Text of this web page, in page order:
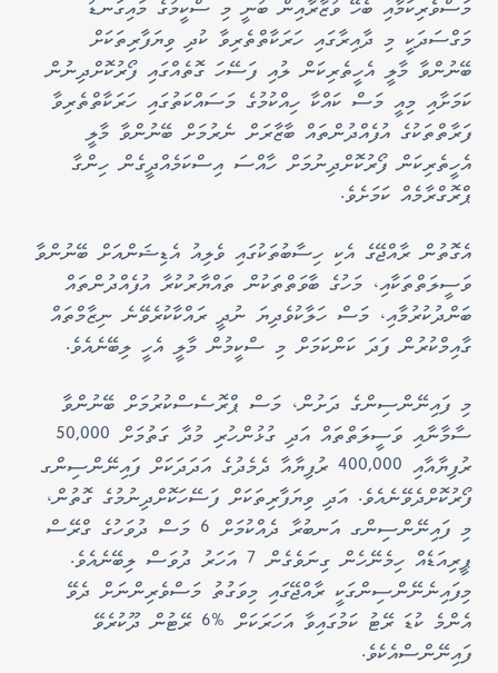
މަސްވެރިކަމާއި ބެހޭ ވުޒާރާއިން ބުނީ މި ސްކީމުގެ މައިގަނޑު
މަގްސަދަކީ މި ދާއިރާގައި ހަރަކާތްތެރިވާ ކުދި ވިޔަފާރިތަކަށް
ބޭނުންވާ މާލީ އެހީތެރިކަން ލުއި ފަސޭހަ ގޮތެއްގައި ފޯރުކޮށްދިނުން
ކަމަށާއި މިއީ މަސް ކައްކާ ހިއްކުމުގެ މަސައްކަތުގައި ހަރަކާތްތެރިވާ
ފަރާތްތަކުގެ އުފެއްދުންތައް ބާޒާރަށް ނެރުމަށް ބޭނުންވާ މާލީ
އެހީތެރިކަން ފޯރުކޮށްދިނުމަށް ހާއްސަ އިސްކަމެއްދީގެން ހިންގާ
ޕްރޮގްރާމެއް ކަމަށެވެ.
އެގޮތުން ރާއްޖޭގެ އެކި ހިސާބުތަކުގައި ވެލިއު އެޑިޝަންއަށް ބޭނުންވާ
ވަސީލަތްތަކާއި، މަހުގެ ބާވަތްތަކުން ތައްޔާރުކުރާ އުފެއްދުންތައް
ބަންދުކުރުމާއި، މަސް ހަލާކުވެދިޔަ ނުދީ ރައްކާކުރެވޭނެ ނިޒާމްތައް
ގާއިމްކުރުން ފަދަ ކަންކަމަށް މި ސްކީމުން މާލީ އެހީ ލިބޭނެއެވެ.
މި ފައިނޭންސިންގެ ދަށުން، މަސް ޕްރޮސެސްކުރުމަށް ބޭނުންވާ
ސާމާނާއި ވަސީލަތްތައް އަދި ގުޅުންހުރި މުދާ ގަތުމަށް 50,000
ރުފިޔާއާއި 400,000 ރުފިޔާއާ ދެމެދުގެ އަދަދަކަށް ފައިނޭންސިންގ
ފޯރުކޮށްދެވޭނެއެވެ. އަދި ވިޔަފާރިތަކަށް ފަސޭހަކޮށްދިނުމުގެ ގޮތުން،
މި ފައިނޭންސިންގ އަނބުރާ ދެއްކުމަށް 6 މަސް ދުވަހުގެ ގްރޭސް
ޕީރިއަޑެއް ހިމެނޭހެން ގިނަވެގެން 7 އަހަރު ދުވަސް ލިބޭނެއެވެ.
މިފައިނެނޭންސިންގަކީ ރާއްޖޭގައި މިވަގުތު މަސްވެރިންނަށް ދެވޭ
އެންމެ ކުޑަ ރޭޓު ކަމުގައިވާ އަހަރަކަށް %6 ރޭޓުން ދޫކުރެވޭ
ފައިނޭންސްއެކެވެ.